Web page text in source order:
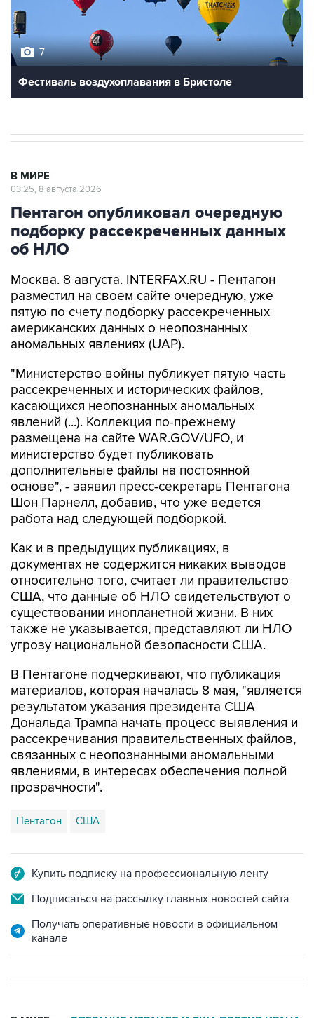
Фестиваль воздухоплавания в Бристоле
Пентагон опубликовал очередную
подборку рассекреченных данных
об НЛО
Москва. 8 августа. INTERFAX.RU - Пентагон
пятую по счету подборку рассекреченных
американских данных о неопознанных
аномальных явлениях (UAP).
"Министерство войны публикует пятую часть
касающихся неопознанных аномальных
явлений (...). Коллекция по-прежнему
размещена на сайте WAR.GOV/UFO, и
министерство будет публиковать
дополнительные файлы на постоянной
основе", - заявил пресс-секретарь Пентагона
Шон Парнелл, добавив, что уже ведется
работа над следующей подборкой.
Как и в предыдущих публикациях, в
относительно того, считает ли правительство
США, что данные об НЛО свидетельствуют о
существовании инопланетной жизни. В них
также не указывается, представляют ли НЛО
угрозу национальной безопасности США.
В Пентагоне подчеркивают, что публикация
результатом указания президента США
Дональда Трампа начать процесс выявления и
рассекречивания правительственных файлов,
связанных с неопознанными аномальными
явлениями, в интересах обеспечения полной
прозрачности".
Пентагон США
Подписаться на рассылку главных новостей сайта
Получать оперативные новости в официальном